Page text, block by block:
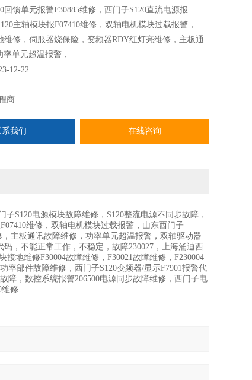
回馈单元报警F30885维修，西门子S120直流电源报
主轴模块报F07410维修，双轴电机模块过载报警，
维修，伺服器烧保险，变频器RDY红灯亮维修，主板通
单元超温报警，
12-22
商
系我们 在线咨询
子S120电源模块故障维修，S120整流电源不同步故障，
维修，双轴电机模块过载报警，山东西门子
主板通讯故障维修，功率单元超温报警，双轴驱动器
码，不能正常工作，不稳定，故障230027，上海涌迪西
地维修F30004故障维修，F30021故障维修，F230004
率部件故障维修，西门子S120变频器/显示F7901报警代
障，数控系统报警206500电源同步故障维修，西门子电
维修